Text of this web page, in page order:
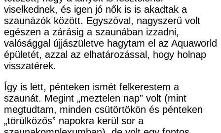
viselkednek, és igen jó nők is is akadtak a
szaunázók között. Egyszóval, nagyszerű volt
egészen a zárásig a szaunában izzadni,
valósággal újjászületve hagytam el az Aquaworld
épületét, azzal az elhatározással, hogy holnap
visszatérek.
Így is lett, pénteken ismét felkerestem a
szaunát. Megint „meztelen nap” volt (mint
megtudtam, minden csütörtökön és pénteken
„törülközős” napokra kerül sor a